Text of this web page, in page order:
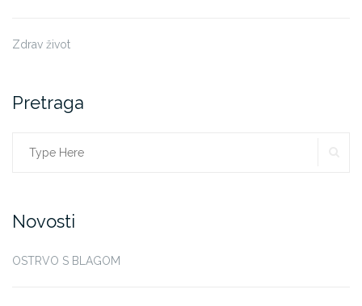
Zdrav život
Pretraga
Search
Novosti
OSTRVO S BLAGOM